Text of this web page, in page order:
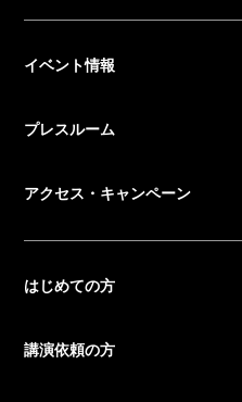
イベント情報
プレスルーム
アクセス・キャンペーン
はじめての方
講演依頼の方